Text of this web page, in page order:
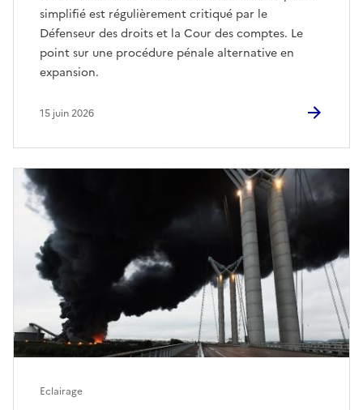
simplifié est régulièrement critiqué par le
Défenseur des droits et la Cour des comptes. Le
point sur une procédure pénale alternative en
expansion.
15 juin 2026
Eclairage